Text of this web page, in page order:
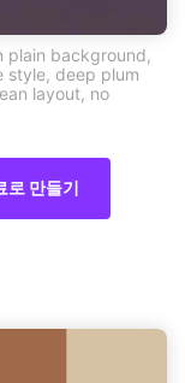
plain background,
style, deep plum
layout, no
로 만들기